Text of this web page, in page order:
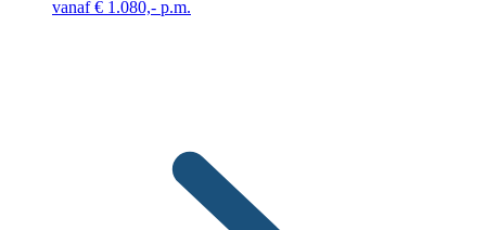
vanaf € 1.080,- p.m.